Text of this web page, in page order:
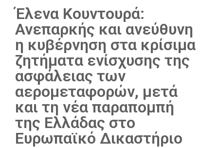
Έλενα Κουντουρά:
Ανεπαρκής και ανεύθυνη
η κυβέρνηση στα κρίσιμα
ζητήματα ενίσχυσης της
ασφάλειας των
αερομεταφορών, μετά
και τη νέα παραπομπή
της Ελλάδας στο
Ευρωπαϊκό Δικαστήριο